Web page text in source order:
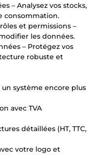
– Analysez vos stocks,
consommation.
et permissions –
les données.
– Protégez vos
robuste et
système encore plus
avec TVA
détaillées (HT, TTC,
votre logo et